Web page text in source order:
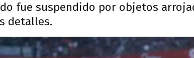
fue suspendido por objetos
detalles.